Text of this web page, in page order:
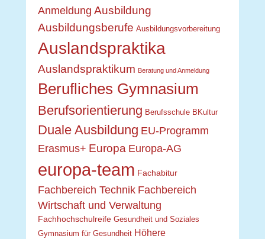
Anmeldung Ausbildung
Ausbildungsberufe Ausbildungsvorbereitung
Auslandspraktika
Auslandspraktikum Beratung und Anmeldung
Berufliches Gymnasium
Berufsorientierung Berufsschule BKultur
Duale Ausbildung EU-Programm
Erasmus+ Europa Europa-AG
europa-team Fachabitur
Fachbereich Technik Fachbereich
Wirtschaft und Verwaltung
Fachhochschulreife Gesundheit und Soziales
Gymnasium für Gesundheit Höhere